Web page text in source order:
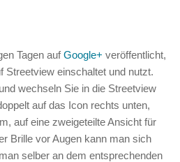
Tagen aufGoogle+ veröffentlicht,
Streetview einschaltet und nutzt.
wechseln Sie in die Streetview
auf das Icon rechts unten,
auf eine zweigeteilte Ansicht für
Brille vor Augen kann man sich
selber an dem entsprechenden